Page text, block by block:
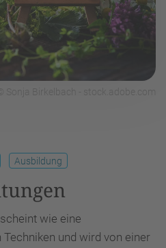
Ausbildung
wie eine
und wird von einer